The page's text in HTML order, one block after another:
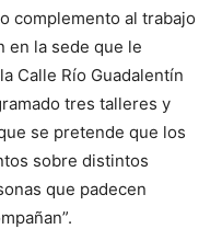
complemento al trabajo
en la sede que le
Calle Río Guadalentín
tres talleres y
se pretende que los
sobre distintos
que padecen